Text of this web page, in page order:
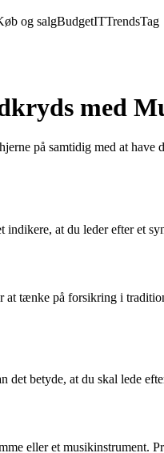
og salgBudgetITTrendsTag
med
på samtidig med at
at du leder efter et
at tænke på forsikring i
det betyde, at du skal lede
eller et musikinstrument.